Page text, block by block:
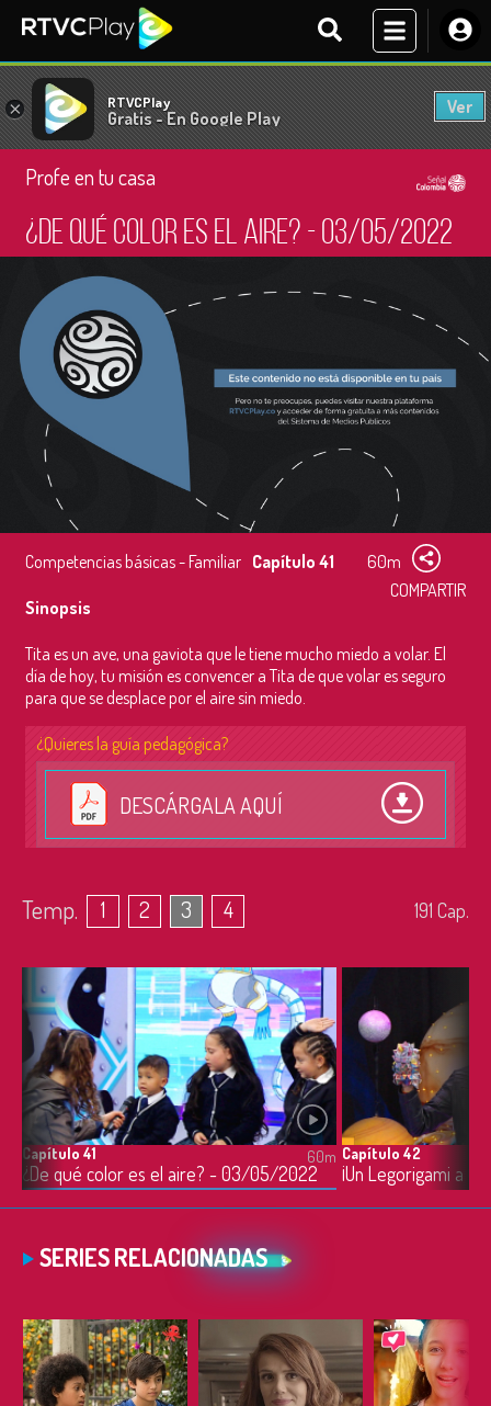
× RTVCPlay
Gratis - En Google Play
Ver
Profe en tu casa
¿De qué color es el aire? - 03/05/2022
Competencias básicas - Familiar Capítulo 41
60m
COMPARTIR
Sinopsis
Tita es un ave, una gaviota que le tiene mucho miedo a volar. El
día de hoy, tu misión es convencer a Tita de que volar es seguro
para que se desplace por el aire sin miedo.
¿Quieres la guía pedagógica?
DESCÁRGALA AQUÍ
Temp. 1 2 3 4 191 Cap.
Capítulo 41
¿De qué color es el aire? - 03/05/2022
60m Capítulo 42
¡Un Legorigami a
SERIES RELACIONADAS